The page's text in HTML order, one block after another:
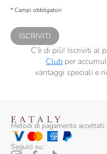
Donna Olimpia
Donnafugata
Dourthe
Duca Di Salaparuta
Emidio Pepe
Fabrizio Ressia
comunicazioni commerciali
* Campi obbligatori
ISCRIVITI
C’è di più! Iscriviti al
Clubper
vantaggi speciali e
Metodi di pagamento accettati:
Seguici su: